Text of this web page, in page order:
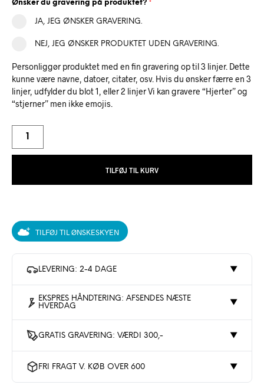
Ønsker du gravering på produktet? *
JA, JEG ØNSKER GRAVERING.
NEJ, JEG ØNSKER PRODUKTET UDEN GRAVERING.
Personliggør produktet med en fin gravering op til 3 linjer. Dette
kunne være navne, datoer, citater, osv. Hvis du ønsker færre en 3
linjer, udfylder du blot 1, eller 2 linjer Vi kan gravere “Hjerter” og
“stjerner” men ikke emojis.
TILFØJ TIL KURV
TILFØJ TIL ØNSKESKYEN
LEVERING: 2-4 DAGE ▼
EKSPRES HÅNDTERING: AFSENDES NÆSTE
HVERDAG
▼
GRATIS GRAVERING: VÆRDI 300,- ▼
FRI FRAGT V. KØB OVER 600 ▼